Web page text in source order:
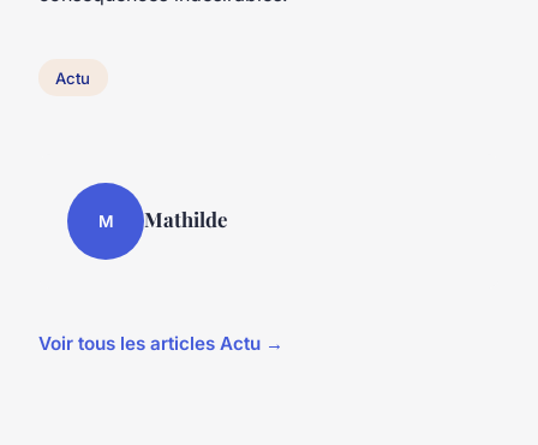
Actu
M Mathilde
Voir tous les articles Actu →